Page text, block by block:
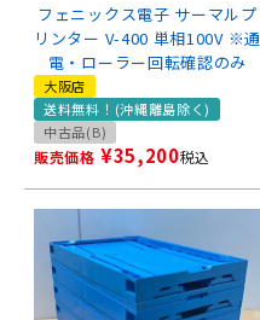
フェニックス電子 サーマルプ
リンター V-400 単相100V ※通
電・ローラー回転確認のみ
大阪店
送料無料！(沖縄離島除く)
中古品(B)
販売価格 ¥35,200税込